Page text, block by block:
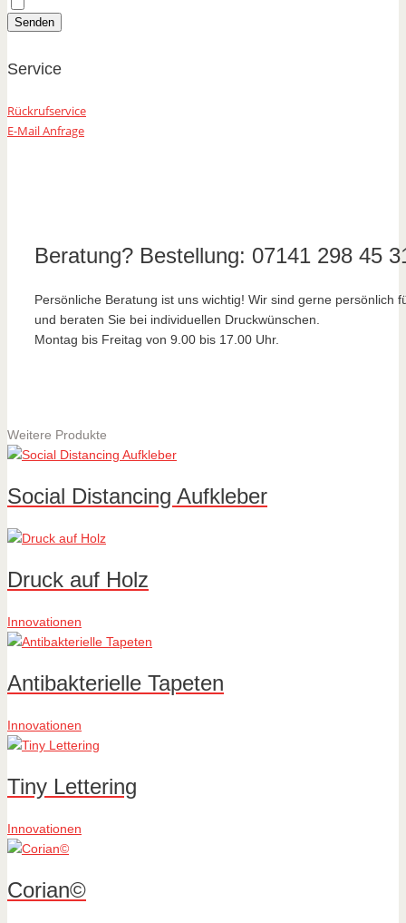
Service
Rückrufservice
E-Mail Anfrage
Beratung? Bestellung: 07141 298 45
Persönliche Beratung ist uns wichtig! Wir sind gerne persönlich
und beraten Sie bei individuellen Druckwünschen.
Montag bis Freitag von 9.00 bis 17.00 Uhr.
Weitere Produkte
Social Distancing Aufkleber
Druck auf Holz
Innovationen
Antibakterielle Tapeten
Innovationen
Tiny Lettering
Innovationen
Corian©